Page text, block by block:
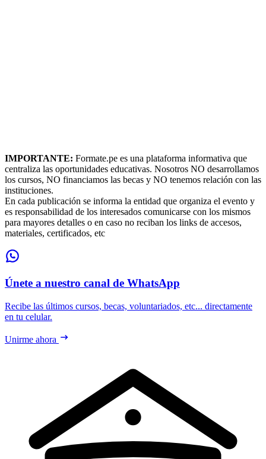
IMPORTANTE: Formate.pe es una plataforma informativa que
centraliza las oportunidades educativas. Nosotros NO desarrollamos
los cursos, NO financiamos las becas y NO tenemos relación con las
instituciones.
En cada publicación se informa la entidad que organiza el evento y
es responsabilidad de los interesados comunicarse con los mismos
para mayores detalles o en caso no reciban los links de accesos,
materiales, certificados, etc
Únete a nuestro canal de WhatsApp
Recibe las últimos cursos, becas, voluntariados, etc... directamente
en tu celular.
Unirme ahora